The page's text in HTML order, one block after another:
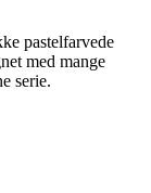
pastelfarvede
med mange
serie.